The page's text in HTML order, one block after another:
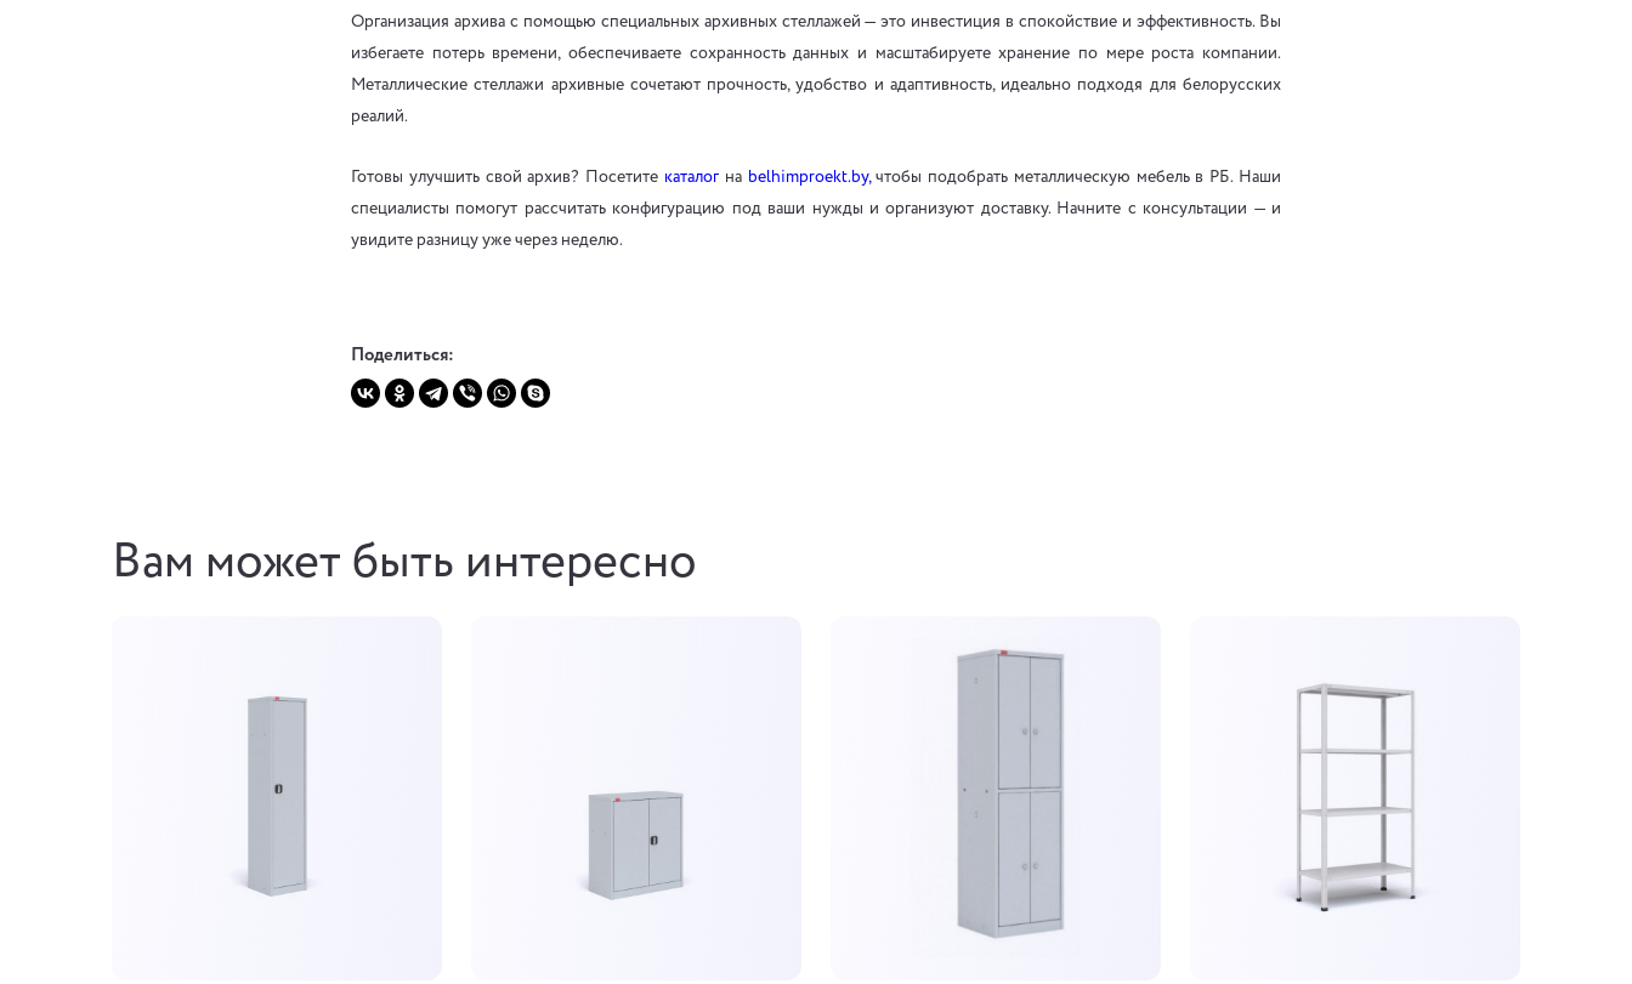
Организация архива с помощью специальных архивных стеллажей — это инвестиция в спокойствие и эффективность. Вы
избегаете потерь времени, обеспечиваете сохранность данных и масштабируете хранение по мере роста компании.
Металлические стеллажи архивные сочетают прочность, удобство и адаптивность, идеально подходя для белорусских
реалий.
Готовы улучшить свой архив? Посетите каталогна belhimproekt.by,чтобы подобрать металлическую мебель в РБ. Наши
специалисты помогут рассчитать конфигурацию под ваши нужды и организуют доставку. Начните с консультации — и
увидите разницу уже через неделю.
Поделиться:
Вам может быть интересно